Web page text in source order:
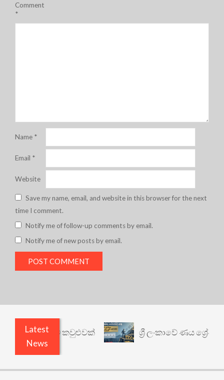
Comment
*
Name *
Email *
Website
Save my name, email, and website in this browser for the next
time I comment.
Notify me of follow-up comments by email.
Notify me of new posts by email.
Latest
News
කවුළුවක් ශ්‍රී ලංකාවේ ණය ශ්‍රේණිගත